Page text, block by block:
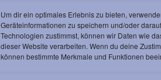
Um dir ein optimales Erlebnis zu bieten,
Geräteinformationen zu speichern und/oder
Technologien zustimmst, können wir Daten wie
dieser Website verarbeiten. Wenn du deine
können bestimmte Merkmale und Funktionen